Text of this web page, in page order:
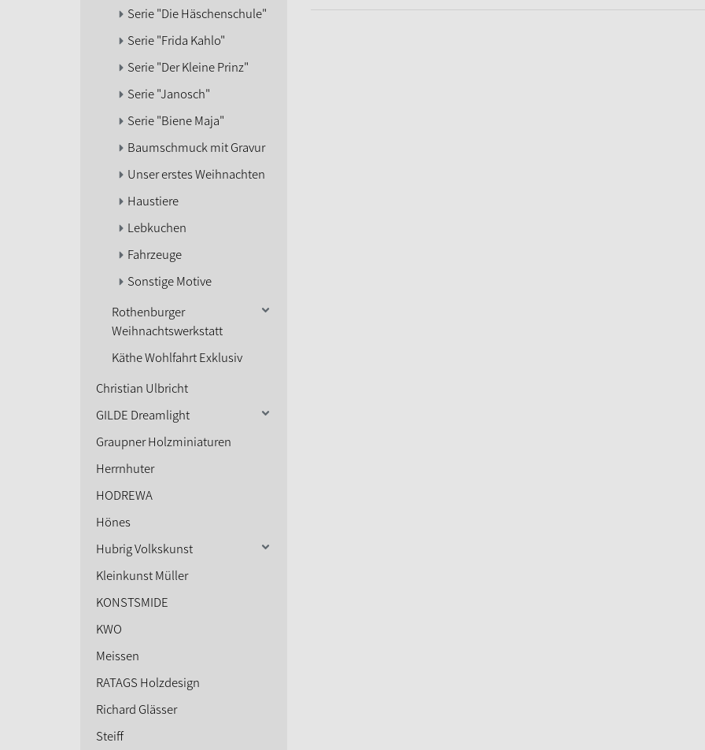
Serie "Die Häschenschule"
Serie "Frida Kahlo"
Serie "Der Kleine Prinz"
Serie "Janosch"
Serie "Biene Maja"
Baumschmuck mit Gravur
Unser erstes Weihnachten
Haustiere
Lebkuchen
Fahrzeuge
Sonstige Motive
Rothenburger
Weihnachtswerkstatt
Käthe Wohlfahrt Exklusiv
Christian Ulbricht
GILDE Dreamlight
Graupner Holzminiaturen
Herrnhuter
HODREWA
Hönes
Hubrig Volkskunst
Kleinkunst Müller
KONSTSMIDE
KWO
Meissen
RATAGS Holzdesign
Richard Glässer
Steiff